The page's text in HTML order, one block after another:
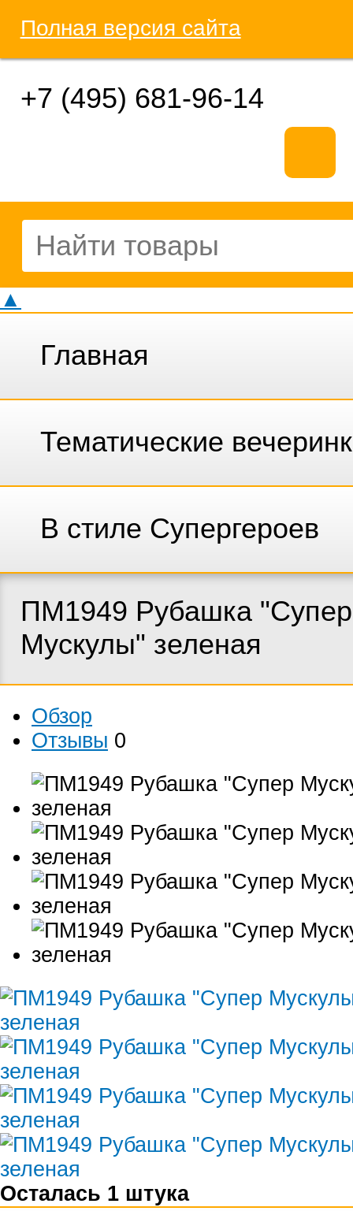
Полная версия сайта
+7 (495) 681-96-14
▲
Главная
Тематические
В стиле Супергероев
ПМ1949 Рубашка "Супер
Мускулы" зеленая
Обзор
Отзывы 0
Осталась 1 штука